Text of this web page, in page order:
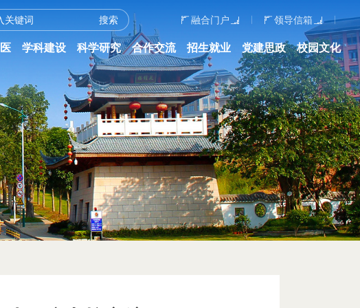
融合门户 领导信箱
学科建设 科学研究 合作交流 招生就业 党建思政 校园文化